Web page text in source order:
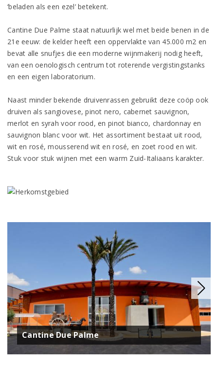
‘beladen als een ezel’ betekent.
Cantine Due Palme staat natuurlijk wel met beide benen in de
21e eeuw: de kelder heeft een oppervlakte van 45.000 m2 en
bevat alle snufjes die een moderne wijnmakerij nodig heeft,
van een oenologisch centrum tot roterende vergistingstanks
en een eigen laboratorium.
Naast minder bekende druivenrassen gebruikt deze coöp ook
druiven als sangiovese, pinot nero, cabernet sauvignon,
merlot en syrah voor rood, en pinot bianco, chardonnay en
sauvignon blanc voor wit. Het assortiment bestaat uit rood,
wit en rosé, mousserend wit en rosé, en zoet rood en wit.
Stuk voor stuk wijnen met een warm Zuid-Italiaans karakter.
Cantine Due Palme